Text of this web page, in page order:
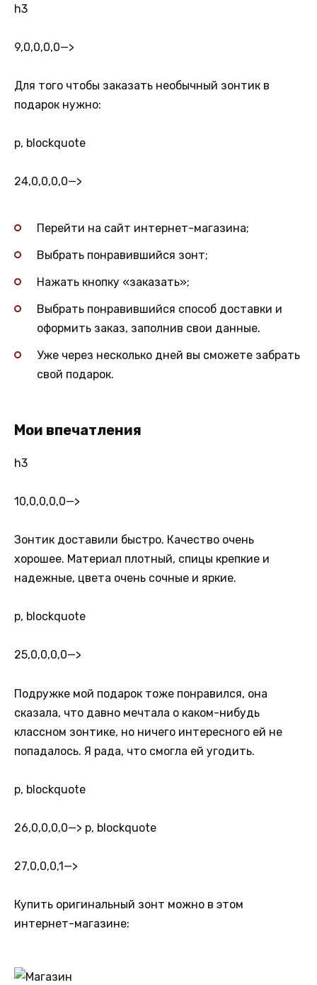
h3
9,0,0,0,0—>
Для того чтобы заказать необычный зонтик в
подарок нужно:
p, blockquote
24,0,0,0,0—>
Перейти на сайт интернет-магазина;
Выбрать понравившийся зонт;
Нажать кнопку «заказать»;
Выбрать понравившийся способ доставки и
оформить заказ, заполнив свои данные.
Уже через несколько дней вы сможете забрать
свой подарок.
Мои впечатления
h3
10,0,0,0,0—>
Зонтик доставили быстро. Качество очень
хорошее. Материал плотный, спицы крепкие и
надежные, цвета очень сочные и яркие.
p, blockquote
25,0,0,0,0—>
Подружке мой подарок тоже понравился, она
сказала, что давно мечтала о каком-нибудь
классном зонтике, но ничего интересного ей не
попадалось. Я рада, что смогла ей угодить.
p, blockquote
26,0,0,0,0—> p, blockquote
27,0,0,0,1 —>
Купить оригинальный зонт можно в этом
интернет-магазине: